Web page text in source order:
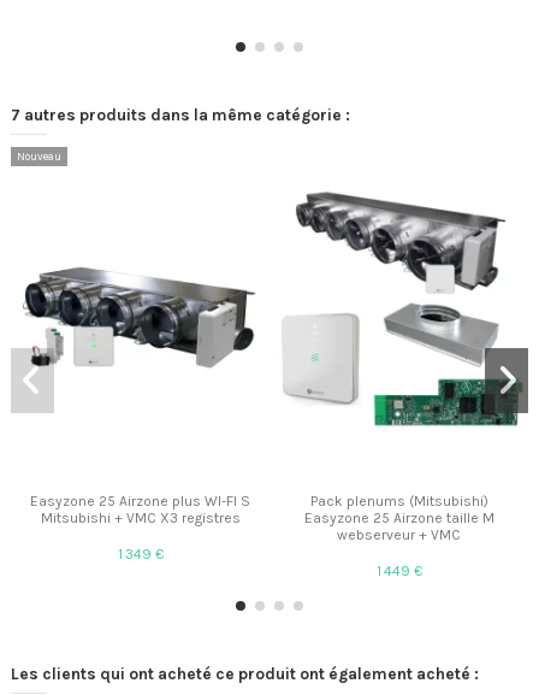
7 autres produits dans la même catégorie :
Nouveau
Easyzone 25 Airzone plus WI-FI S
Mitsubishi + VMC X3 registres
1 349 €
Pack plenums (Mitsubishi)
Easyzone 25 Airzone taille M
webserveur + VMC
1 449 €
Les clients qui ont acheté ce produit ont également acheté :